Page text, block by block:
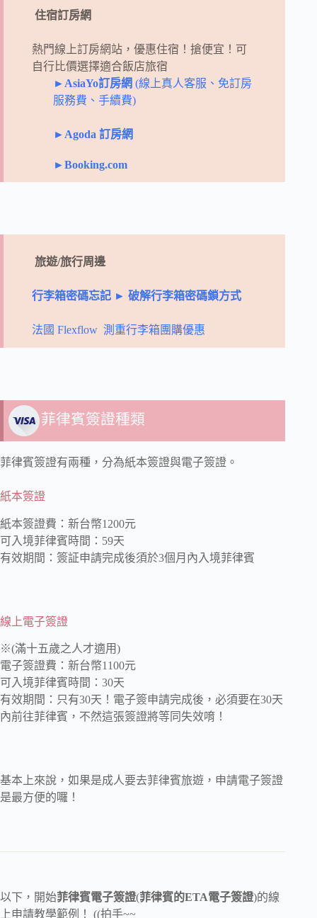
住宿訂房網
熱門線上訂房網站，優惠住宿！搶便宜！ 可
自行比價選擇適合飯店旅宿
►AsiaYo訂房網 (線上真人客服、免訂房
服務費、手續費)
►Agoda 訂房網
►Booking.com
旅遊/旅行周邊
行李箱密碼忘記 ► 破解行李箱密碼鎖方式
法國 Flexflow 測重行李箱團購優惠
菲律賓簽證種類
菲律賓簽證有兩種，分為紙本簽證與電子簽證。
紙本簽證
紙本簽證費：新台幣1200元
可入境菲律賓時間：59天
有效期間：簽証申請完成後須於3個月內入境菲律賓
線上電子簽證
※(滿十五歲之人才適用)
電子簽證費：新台幣1100元
可入境菲律賓時間：30天
有效期間：只有30天！電子簽申請完成後，必須要在30天
內前往菲律賓，不然這張簽證將等同失效唷！
基本上來說，如果是成人要去菲律賓旅遊，申請電子簽證
是最方便的囉！
以下，開始菲律賓電子簽證(菲律賓的ETA電子簽證)的線
上申請教學範例！ ((拍手~~